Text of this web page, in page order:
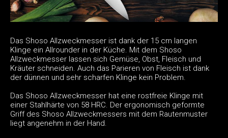
Das Shoso Allzweckmesser ist dank der 15 cm langen
Klinge ein Allrounder in der Küche. Mit dem Shoso
Allzweckmesser lassen sich Gemüse, Obst, Fleisch und
Kräuter schneiden. Auch das Parieren von Fleisch ist dank
der dünnen und sehr scharfen Klinge kein Problem.
Das Shoso Allzweckmesser hat eine rostfreie Klinge mit
einer Stahlhärte von 58 HRC. Der ergonomisch geformte
Griff des Shoso Allzweckmessers mit dem Rautenmuster
liegt angenehm in der Hand.